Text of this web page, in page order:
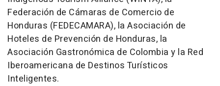
Federación de Cámaras de Comercio de
Honduras (FEDECAMARA), la Asociación de
Hoteles de Prevención de Honduras, la
Asociación Gastronómica de Colombia y la Red
Iberoamericana de Destinos Turísticos
Inteligentes.